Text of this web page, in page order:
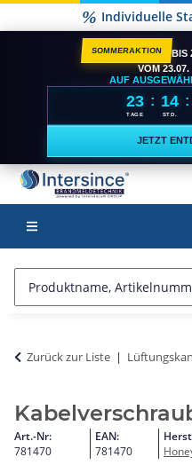
Individuelle
SOMMERAKTION BIS
VOM 23.07.
AUF
23
TAGE
: 14
STD.
:
JETZT
Zurück zur Liste
Art.-Nr:
781470
EAN:
781470